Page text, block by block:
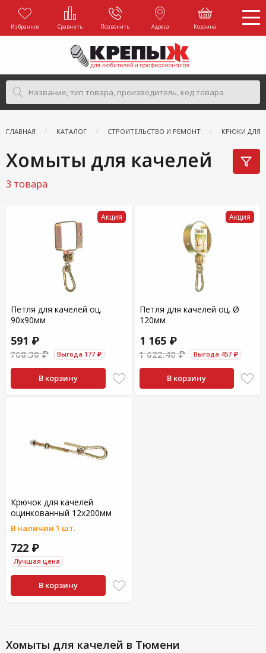
Избранное Сравнить Позвонить Адреса Корзина
ГЛАВНАЯ КАТАЛОГ СТРОИТЕЛЬСТВО И РЕМОНТ КРЮКИ ДЛЯ
Хомыты для качелей
3 товара
Акция
Петля для качелей оц.
90х90мм
591 ₽
768.30 ₽ Выгода 177 ₽
В корзину
Акция
Петля для качелей оц. Ø
120мм
1 165 ₽
1 622.40 ₽ Выгода 457 ₽
В корзину
Крючок для качелей
оцинкованный 12х200мм
В наличии 1 шт.
722 ₽
Лучшая цена
В корзину
Хомыты для качелей в Тюмени